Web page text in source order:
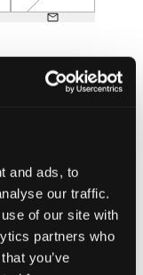
and ads, to
our traffic.
of our site with
partners who
you’ve